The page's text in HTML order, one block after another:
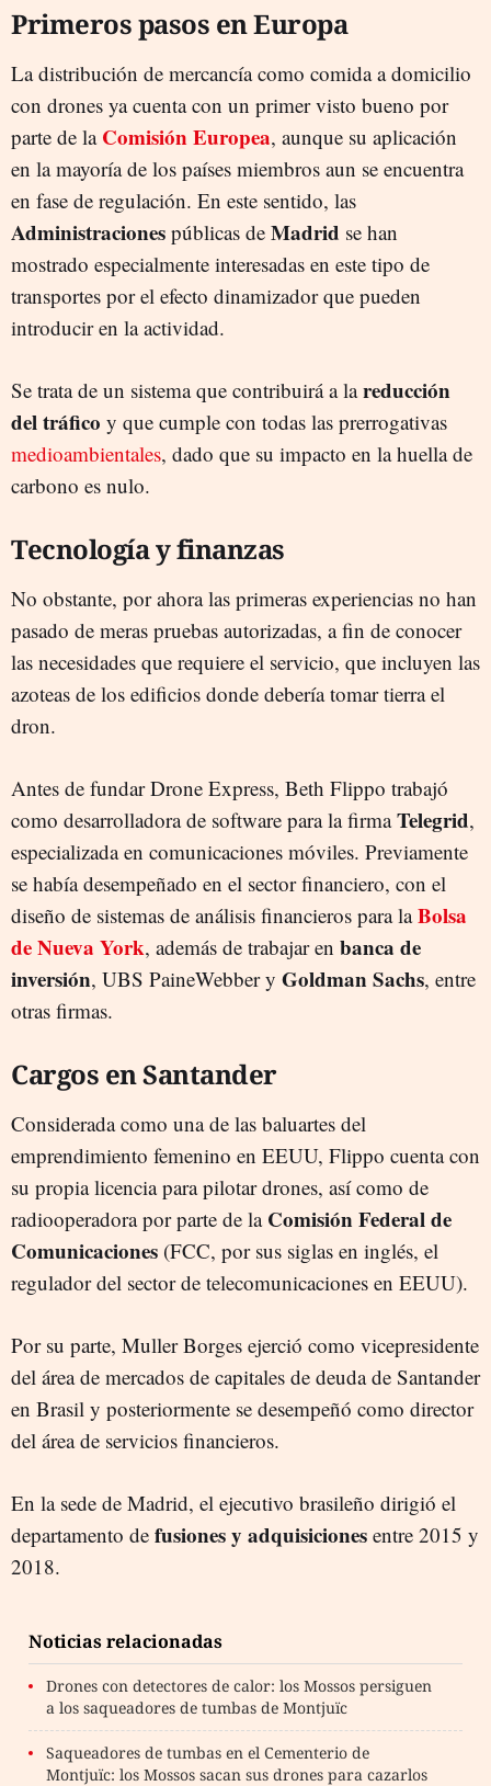
Primeros pasos en Europa
La distribución de mercancía como comida a domicilio
con drones ya cuenta con un primer visto bueno por
parte de la Comisión Europea, aunque su aplicación
en la mayoría de los países miembros aun se encuentra
en fase de regulación. En este sentido, las
Administraciones públicas de Madrid se han
mostrado especialmente interesadas en este tipo de
transportes por el efecto dinamizador que pueden
introducir en la actividad.
Se trata de un sistema que contribuirá a lareducción
del tráfico y que cumple con todas las prerrogativas
medioambientales, dado que su impacto en la huella de
carbono es nulo.
Tecnología y finanzas
No obstante, por ahora las primeras experiencias no han
pasado de meras pruebas autorizadas, a fin de conocer
las necesidades que requiere el servicio, que incluyen las
azoteas de los edificios donde debería tomar tierra el
dron.
Antes de fundar Drone Express, Beth Flippo trabajó
como desarrolladora de software para la firmaTelegrid,
especializada en comunicaciones móviles. Previamente
se había desempeñado en el sector financiero, con el
diseño de sistemas de análisis financieros para laBolsa
de Nueva York, además de trabajar en banca de
inversión, UBS PaineWebber y Goldman Sachs, entre
otras firmas.
Cargos en Santander
Considerada como una de las baluartes del
emprendimiento femenino en EEUU, Flippo cuenta con
su propia licencia para pilotar drones, así como de
radiooperadora por parte de la Comisión Federal de
Comunicaciones (FCC, por sus siglas en inglés, el
regulador del sector de telecomunicaciones en EEUU).
Por su parte, Muller Borges ejerció como vicepresidente
del área de mercados de capitales de deuda de Santander
en Brasil y posteriormente se desempeñó como director
del área de servicios financieros.
En la sede de Madrid, el ejecutivo brasileño dirigió el
departamento de fusiones y adquisiciones entre 2015 y
2018.
Noticias relacionadas
Drones con detectores de calor: los Mossos persiguen
a los saqueadores de tumbas de Montjuïc
Saqueadores de tumbas en el Cementerio de
Montjuïc: los Mossos sacan sus drones para cazarlos